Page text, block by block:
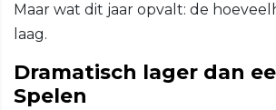
Maar wat dit jaar opvalt: de
laag.
Dramatisch lager dan
Spelen